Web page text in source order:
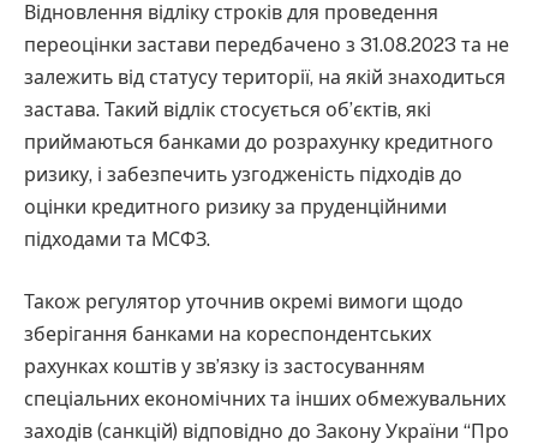
Відновлення відліку строків для проведення
переоцінки застави передбачено з 31.08.2023 та не
залежить від статусу території, на якій знаходиться
застава. Такий відлік стосується об’єктів, які
приймаються банками до розрахунку кредитного
ризику, і забезпечить узгодженість підходів до
оцінки кредитного ризику за пруденційними
підходами та МСФЗ.
Також регулятор уточнив окремі вимоги щодо
зберігання банками на кореспондентських
рахунках коштів у зв’язку із застосуванням
спеціальних економічних та інших обмежувальних
заходів (санкцій) відповідно до Закону України “Про